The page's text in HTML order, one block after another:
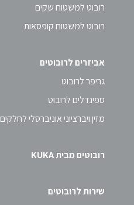
רובוט למשטוח שקים
רובוט למשטוח קופסאות
אביזרים לרובוטים
גריפר לרובוט
ספינדלים לרובוט
מזין ויברציוני אוניברסלי לחלקים
רובוטים מבית KUKA
שירות לרובוטים